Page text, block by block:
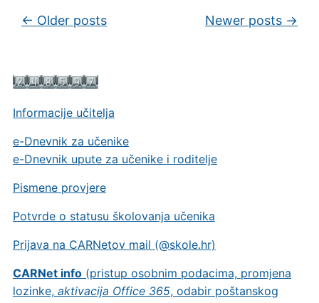
Informacije učitelja
e-Dnevnik za učenike
e-Dnevnik upute za učenike i roditelje
Pismene provjere
Potvrde o statusu školovanja učenika
Prijava na CARNetov mail (@skole.hr)
CARNet info(pristup osobnim podacima, promjena
lozinke, aktivacija Office 365, odabir poštanskog
Post navigation
← Older posts Newer posts →